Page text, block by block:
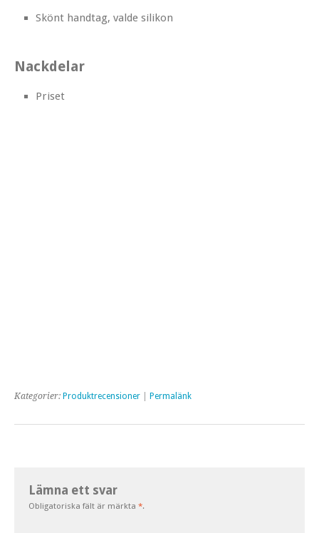
Skönt handtag, valde silikon
Nackdelar
Priset
Kategorier: Produktrecensioner Permalänk
Lämna ett svar
Obligatoriska fält är märkta *.